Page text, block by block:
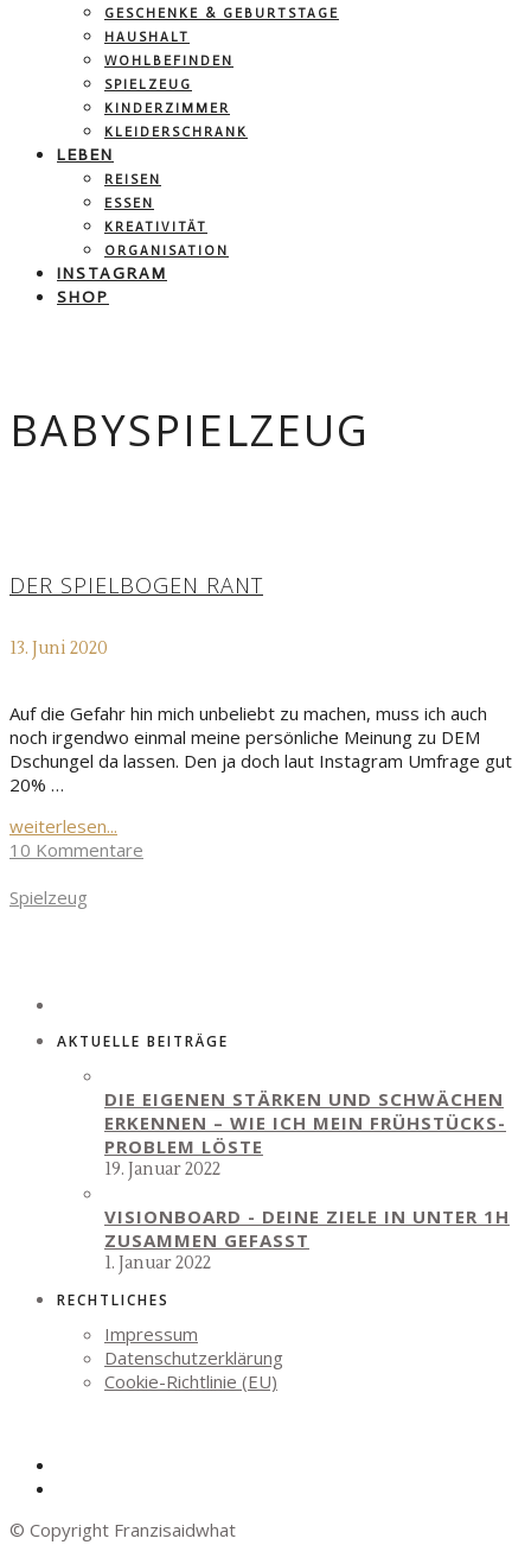
GESCHENKE & GEBURTSTAGE
HAUSHALT
WOHLBEFINDEN
SPIELZEUG
KINDERZIMMER
KLEIDERSCHRANK
LEBEN
REISEN
ESSEN
KREATIVITÄT
ORGANISATION
INSTAGRAM
SHOP
BABYSPIELZEUG
DER SPIELBOGEN RANT
13. Juni 2020
Auf die Gefahr hin mich unbeliebt zu machen, muss ich auch
noch irgendwo einmal meine persönliche Meinung zu DEM
Dschungel da lassen. Den ja doch laut Instagram Umfrage gut
20% …
weiterlesen...
10 Kommentare
Spielzeug
AKTUELLE BEITRÄGE
DIE EIGENEN STÄRKEN UND SCHWÄCHEN
ERKENNEN – WIE ICH MEIN FRÜHSTÜCKS-
PROBLEM LÖSTE
19. Januar 2022
VISIONBOARD - DEINE ZIELE IN UNTER 1H
ZUSAMMEN GEFASST
1. Januar 2022
RECHTLICHES
Impressum
Datenschutzerklärung
Cookie-Richtlinie (EU)
© Copyright Franzisaidwhat